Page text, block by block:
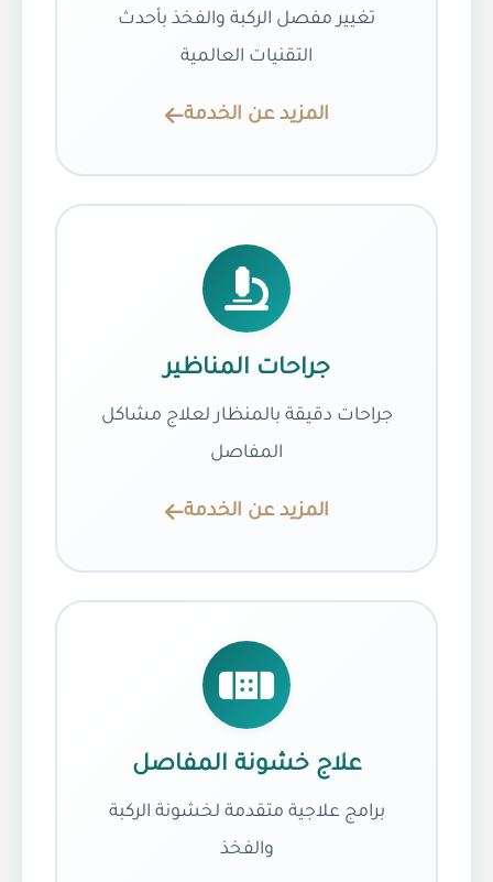
تغيير مفصل الركبة والفخذ بأحدث
التقنيات العالمية
المزيد عن الخدمة
جراحات المناظير
جراحات دقيقة بالمنظار لعلاج مشاكل
المفاصل
المزيد عن الخدمة
علاج خشونة المفاصل
برامج علاجية متقدمة لخشونة الركبة
والفخذ